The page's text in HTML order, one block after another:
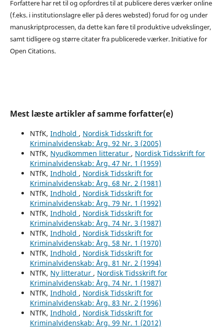
Forfattere har ret til og opfordres til at publicere deres værker online
(f.eks. i institutionslagre eller på deres websted) forud for og under
manuskriptprocessen, da dette kan føre til produktive udvekslinger,
samt tidligere og større citater fra publicerede værker. Initiative for
Open Citations.
Mest læste artikler af samme forfatter(e)
NTfK, Indhold , Nordisk Tidsskrift for
Kriminalvidenskab: Årg. 92 Nr. 3 (2005)
NTfK, Nyudkommen litteratur , Nordisk Tidsskrift for
Kriminalvidenskab: Årg. 47 Nr. 1 (1959)
NTfK, Indhold , Nordisk Tidsskrift for
Kriminalvidenskab: Årg. 68 Nr. 2 (1981)
NTfK, Indhold , Nordisk Tidsskrift for
Kriminalvidenskab: Årg. 79 Nr. 1 (1992)
NTfK, Indhold , Nordisk Tidsskrift for
Kriminalvidenskab: Årg. 74 Nr. 3 (1987)
NTfK, Indhold , Nordisk Tidsskrift for
Kriminalvidenskab: Årg. 58 Nr. 1 (1970)
NTfK, Indhold , Nordisk Tidsskrift for
Kriminalvidenskab: Årg. 81 Nr. 2 (1994)
NTfK, Ny litteratur , Nordisk Tidsskrift for
Kriminalvidenskab: Årg. 74 Nr. 1 (1987)
NTfK, Indhold , Nordisk Tidsskrift for
Kriminalvidenskab: Årg. 83 Nr. 2 (1996)
NTfK, Indhold , Nordisk Tidsskrift for
Kriminalvidenskab: Årg. 99 Nr. 1 (2012)